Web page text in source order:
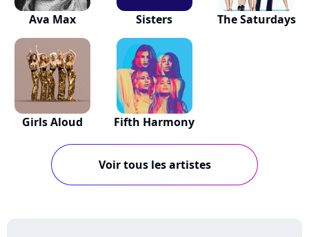
Ava Max Sisters The Saturdays
Girls Aloud Fifth Harmony
Voir tous les artistes